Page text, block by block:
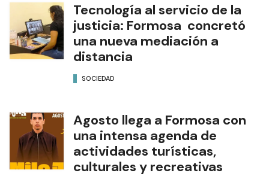
Tecnología al servicio de la
justicia: Formosa concretó
una nueva mediación a
distancia
SOCIEDAD
Agosto llega a Formosa con
una intensa agenda de
actividades turísticas,
culturales y recreativas